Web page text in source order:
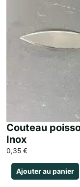
Couteau
Inox
0,35 €
Ajouter au panier